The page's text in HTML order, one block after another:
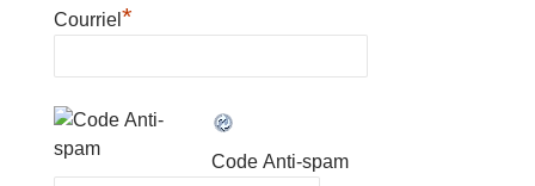
Courriel *
Code Anti-spam